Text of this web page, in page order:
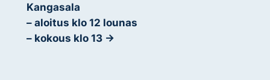
Kangasala
– aloitus klo 12 lounas
– kokous klo 13 ->